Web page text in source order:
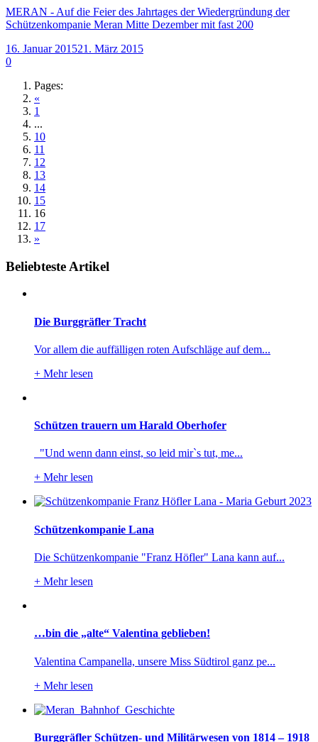
MERAN - Auf die Feier des Jahrtages der Wiedergründung der
Schützenkompanie Meran Mitte Dezember mit fast 200
16. Januar 201521. März 2015
0
Pages:
«
1
...
10
11
12
13
14
15
16
17
»
Beliebteste Artikel
Die Burggräfler Tracht
Vor allem die auffälligen roten Aufschläge auf dem...
+ Mehr lesen
Schützen trauern um Harald Oberhofer
"Und wenn dann einst, so leid mir`s tut, me...
+ Mehr lesen
Schützenkompanie Lana
Die Schützenkompanie "Franz Höfler" Lana kann auf...
+ Mehr lesen
…bin die „alte“ Valentina geblieben!
Valentina Campanella, unsere Miss Südtirol ganz pe...
+ Mehr lesen
Burggräfler Schützen- und Militärwesen von 1814 – 1918